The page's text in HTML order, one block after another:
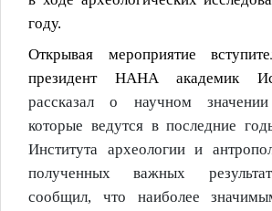
году.
Открывая мероприятие
президент НАНА академик
рассказал о научном значении
которые ведутся в последние
Института археологии и
полученных важных
сообщил, что наиболее